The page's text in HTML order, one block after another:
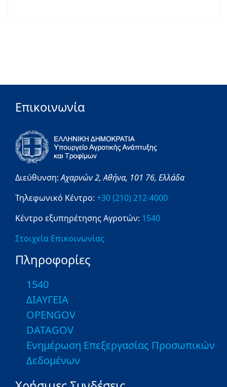
Επικοινωνία
Διεύθυνση:Αχαρνών 2,Αθήνα, 101 76, Ελλάδα
Τηλεφωνικό Κέντρο: +30 (210) 212-4000
Κέντρο εξυπηρέτησης Αγροτών: 1540
Στοιχεία Επικοινωνίας
Πληροφορίες
1540
ΔΙΑΥΓΕΙΑ
OPENGOV
DATAGOV
Ενημέρωση Επεξεργασίας Προσωπικών
Δεδομένων